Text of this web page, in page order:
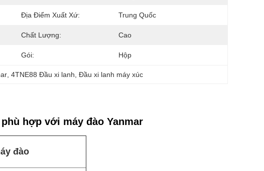
Địa Điểm Xuất Xứ: Trung Quốc
Chất Lượng: Cao
Gói: Hộp
, 4TNE88 Đầu xi lanh , Đầu xi lanh máy xúc
hợp với máy đào Yanmar
đào